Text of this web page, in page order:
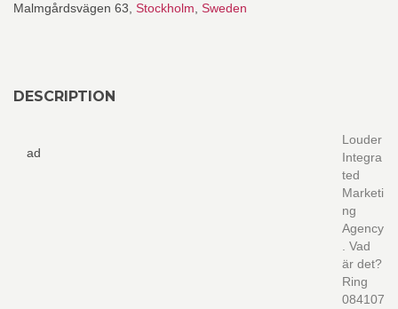
Malmgårdsvägen 63, Stockholm Sweden
DESCRIPTION
ad
Louder
Integra
ted
Marketi
ng
Agency
. Vad
är det?
Ring
084107